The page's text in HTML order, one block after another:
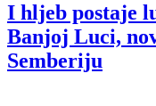
I hljeb postaje
Banjoj Luci,
Semberiju